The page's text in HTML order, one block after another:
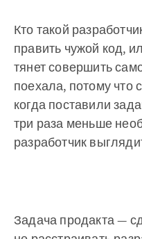
Кто такой
править чужой код,
тянет совершить
поехала, потому что
когда поставили
три раза меньше
разработчик
Задача продакта —